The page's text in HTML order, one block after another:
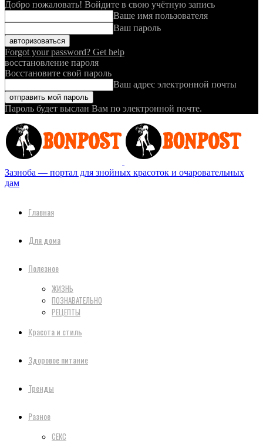
Добро пожаловать! Войдите в свою учётную запись
Ваше имя пользователя
Ваш пароль
Forgot your password? Get help
восстановление пароля
Восстановите свой пароль
Ваш адрес электронной почты
Пароль будет выслан Вам по электронной почте.
Зазноба — портал для знойных красоток и очаровательных
дам
Главная
Для дома
Полезное
ЖИЗНЬ
ПОЗНАВАТЕЛЬНО
РЕЦЕПТЫ
Красота и стиль
Здоровое питание
Тренды
Разное
СЕКС